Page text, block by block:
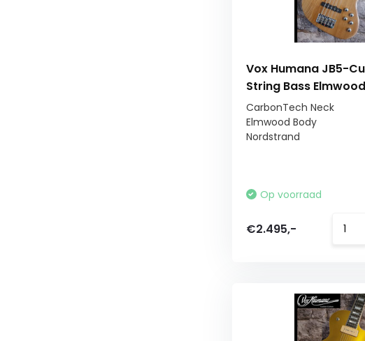
Vox Humana JB5-
String Bass
CarbonTech Neck
Elmwood Body
Nordstrand
Op voorraad
€2.495,-